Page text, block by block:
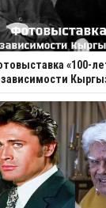
«100-